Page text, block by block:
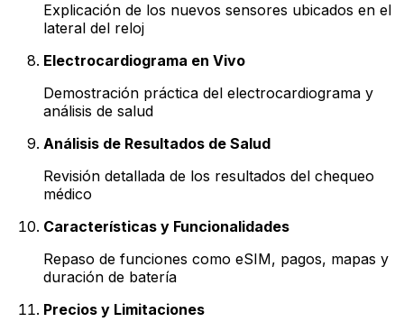
Explicación de los nuevos sensores ubicados en el
lateral del reloj
Electrocardiograma en Vivo
Demostración práctica del electrocardiograma y
análisis de salud
Análisis de Resultados de Salud
Revisión detallada de los resultados del chequeo
médico
Características y Funcionalidades
Repaso de funciones como eSIM, pagos, mapas y
duración de batería
Precios y Limitaciones